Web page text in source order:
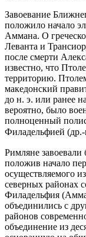
Завоевание
положило начало
Аммана. О
Леванта и
после смерти
известно, что
территорию.
македонский
до н. э. или ранее
вероятно, было
полноценный
Филадельфией (
Римляне завоевали
положив начало
осуществляемого
северных районах
Филадельфия
объединились с
районов
объединение из